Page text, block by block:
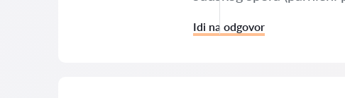
Idi na odgovor